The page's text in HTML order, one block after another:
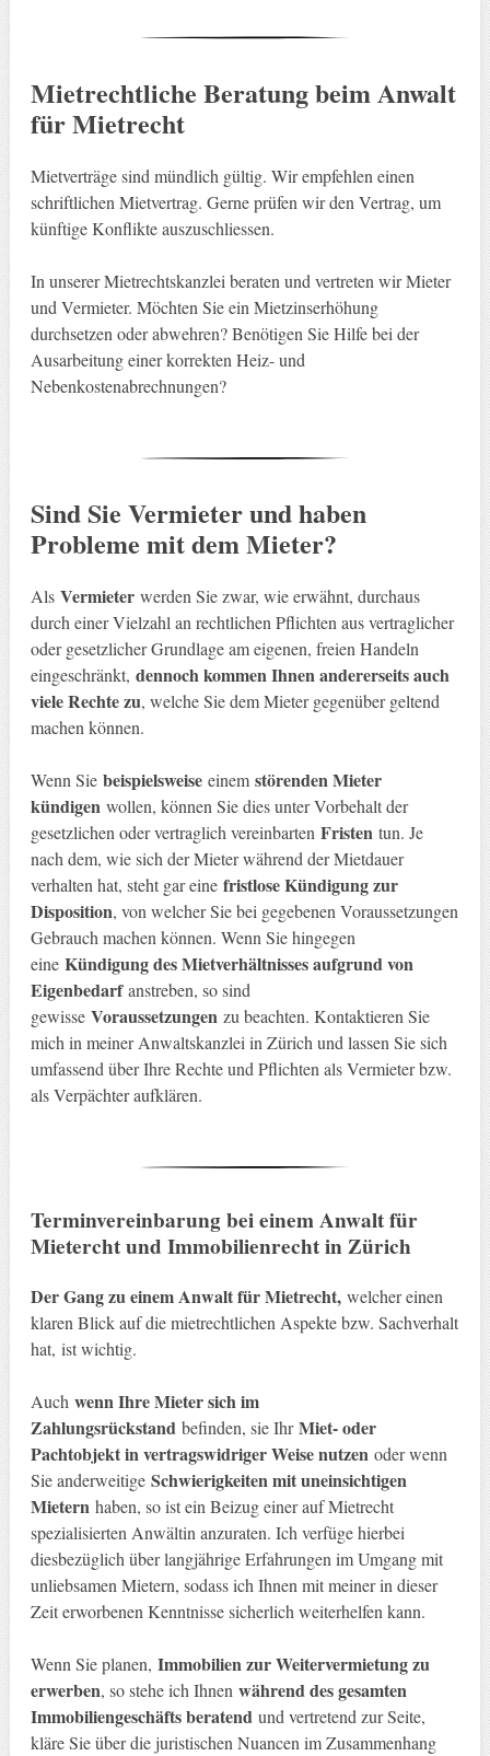
Mietrechtliche Beratung beim Anwalt
für Mietrecht
Mietverträge sind mündlich gültig. Wir empfehlen einen
schriftlichen Mietvertrag. Gerne prüfen wir den Vertrag, um
künftige Konflikte auszuschliessen.
In unserer Mietrechtskanzlei beraten und vertreten wir Mieter
und Vermieter. Möchten Sie ein Mietzinserhöhung
durchsetzen oder abwehren? Benötigen Sie Hilfe bei der
Ausarbeitung einer korrekten Heiz- und
Nebenkostenabrechnungen?
Sind Sie Vermieter und haben
Probleme mit dem Mieter?
Als Vermieterwerden Sie zwar, wie erwähnt, durchaus
durch einer Vielzahl an rechtlichen Pflichten aus vertraglicher
oder gesetzlicher Grundlage am eigenen, freien Handeln
eingeschränkt, dennoch kommen Ihnen andererseits auch
viele Rechte zu, welche Sie dem Mieter gegenüber geltend
machen können.
Wenn Sie beispielsweiseeinem störenden Mieter
kündigen wollen, können Sie dies unter Vorbehalt der
gesetzlichen oder vertraglich vereinbarten Fristen tun. Je
nach dem, wie sich der Mieter während der Mietdauer
verhalten hat, steht gar eine fristlose Kündigung zur
Disposition, von welcher Sie bei gegebenen Voraussetzungen
Gebrauch machen können. Wenn Sie hingegen
eine Kündigung des Mietverhältnisses aufgrund von
Eigenbedarfanstreben, so sind
gewisse Voraussetzungen zu beachten. Kontaktieren Sie
mich in meiner Anwaltskanzlei in Zürich und lassen Sie sich
umfassend über Ihre Rechte und Pflichten als Vermieter bzw.
als Verpächter aufklären.
Terminvereinbarung bei einem Anwalt für
Mietercht und Immobilienrecht in Zürich
Der Gang zu einem Anwalt für Mietrecht,welcher einen
klaren Blick auf die mietrechtlichen Aspekte bzw. Sachverhalt
hat, ist wichtig.
Auch wenn Ihre Mieter sich im
Zahlungsrückstandbefinden, sie IhrMiet- oder
Pachtobjekt in vertragswidriger Weise nutzenoder wenn
Sie anderweitige Schwierigkeiten mit uneinsichtigen
Mieternhaben, so ist ein Beizug einer auf Mietrecht
spezialisierten Anwältin anzuraten. Ich verfüge hierbei
diesbezüglich über langjährige Erfahrungen im Umgang mit
unliebsamen Mietern, sodass ich Ihnen mit meiner in dieser
Zeit erworbenen Kenntnisse sicherlich weiterhelfen kann.
Wenn Sie planen, Immobilien zur Weitervermietung zu
erwerben, so stehe ich Ihnen während des gesamten
Immobiliengeschäfts beratendund vertretend zur Seite,
kläre Sie über die juristischen Nuancen im Zusammenhang